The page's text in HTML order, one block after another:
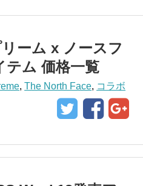
リーム x ノースフ
テム 価格一覧
,The North Face, コラボ